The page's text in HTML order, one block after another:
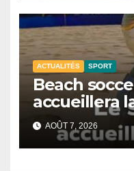
ACTUALITÉS SPORT
Beach
accueillera
Dakar.
AOÛT 7, 2026